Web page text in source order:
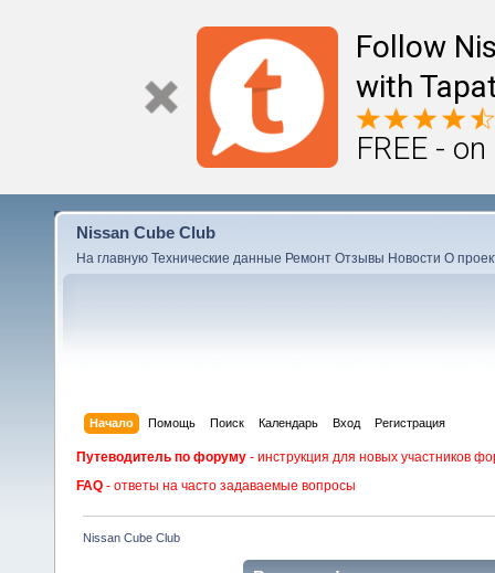
Follow
with
FREE -
Nissan Cube Club
На главную Технические данные Ремонт Отзывы Новости О
Начало Помощь Поиск Календарь Вход Регистрация
Путеводитель по форуму - инструкция для новых участников
FAQ - ответы на часто задаваемые вопросы
Nissan Cube Club